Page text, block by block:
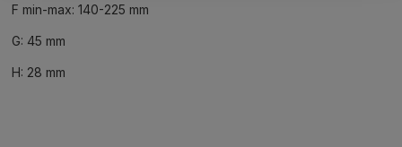
F min-max: 140-225 mm
G: 45 mm
H: 28 mm